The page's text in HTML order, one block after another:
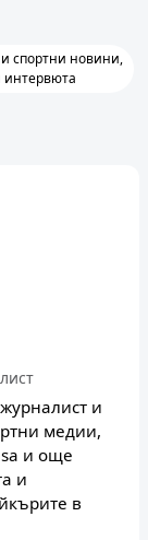
спортни новини,
и
медии,
и още
и
в